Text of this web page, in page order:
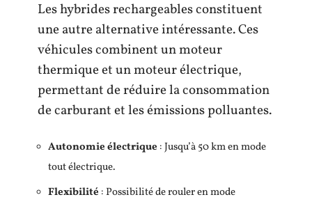
Les hybrides rechargeables constituent
une autre alternative intéressante. Ces
véhicules combinent un moteur
thermique et un moteur électrique,
permettant de réduire la consommation
de carburant et les émissions polluantes.
Autonomie électrique : Jusqu’à 50 km en mode
tout électrique.
Flexibilité : Possibilité de rouler en mode